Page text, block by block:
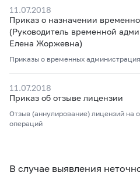
11.07.2018
Приказ о назначении
(Руководитель временной
Елена Жоржевна)
Приказы о временных
11.07.2018
Приказ об отзыве лицензии
Отзыв (аннулирование) лицензий на
операций
В случае выявления